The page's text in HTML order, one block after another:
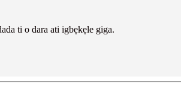
ti o dara ati igbẹkẹle giga.